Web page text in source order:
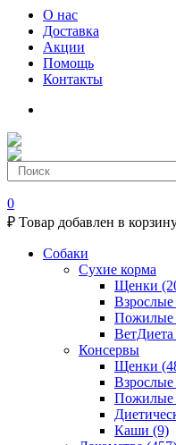
О нас
Доставка
Акции
Помощь
Контакты
0
₽ Товар добавлен в
Собаки
Сухие корма
Щенки
Взрослые
Пожилые
ВетДиета
Консервы
Щенки
Взрослые
Пожилые
Каши (9)